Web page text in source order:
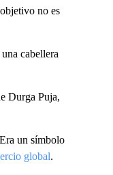
no es
cabellera
Durga Puja,
un símbolo
global.